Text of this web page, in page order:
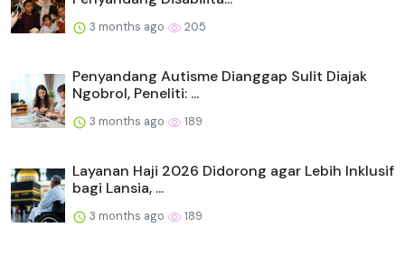
3 months ago 205
Penyandang Autisme Dianggap Sulit Diajak
Ngobrol, Peneliti: ...
3 months ago 189
Layanan Haji 2026 Didorong agar Lebih Inklusif
bagi Lansia, ...
3 months ago 189